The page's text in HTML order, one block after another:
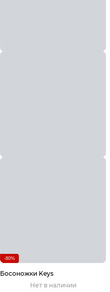
-80%
Босоножки Keys
Нет в наличии